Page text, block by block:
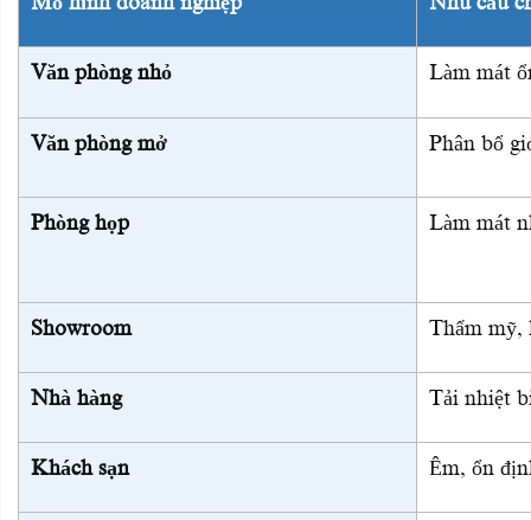
Văn phòng nhỏ Làm mát
Văn phòng mở Phân bổ
Phòng họp Làm mát
Showroom Thẩm mỹ,
Nhà hàng Tải nhiệt
Khách sạn Êm, ổn